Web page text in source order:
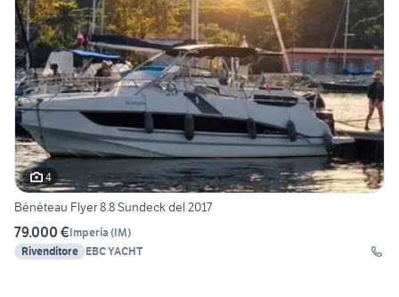
4
Bénéteau Flyer 8.8 Sundeck del 2017
79.000 €Imperia (IM)
Rivenditore EBC YACHT